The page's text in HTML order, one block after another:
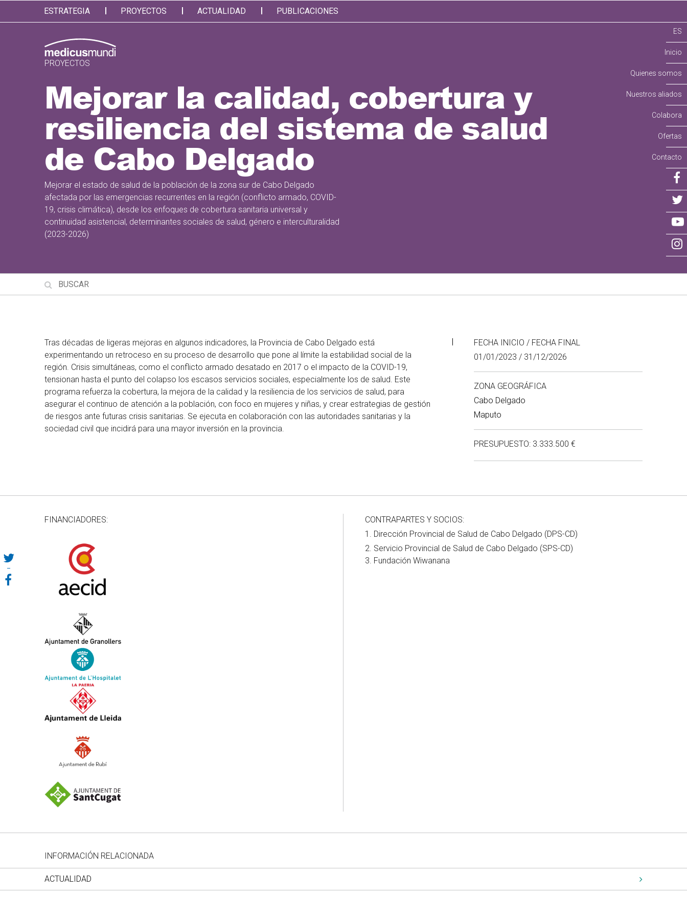
ES
Inicio
Quienes somos
Nuestros aliados
Colabora
Ofertas
Contacto
ESTRATEGIA PROYECTOS ACTUALIDAD PUBLICACIONES
PROYECTOS
Mejorar la calidad, cobertura y
resiliencia del sistema de salud
de Cabo Delgado
Mejorar el estado de salud de la población de la zona sur de Cabo Delgado
afectada por las emergencias recurrentes en la región (conflicto armado, COVID-
19, crisis climática), desde los enfoques de cobertura sanitaria universal y
continuidad asistencial, determinantes sociales de salud, género e interculturalidad
(2023-2026)
Tras décadas de ligeras mejoras en algunos indicadores, la Provincia de Cabo Delgado está
experimentando un retroceso en su proceso de desarrollo que pone al límite la estabilidad social de la
región. Crisis simultáneas, como el conflicto armado desatado en 2017 o el impacto de la COVID-19,
tensionan hasta el punto del colapso los escasos servicios sociales, especialmente los de salud. Este
programa refuerza la cobertura, la mejora de la calidad y la resiliencia de los servicios de salud, para
asegurar el continuo de atención a la población, con foco en mujeres y niñas, y crear estrategias de gestión
de riesgos ante futuras crisis sanitarias. Se ejecuta en colaboración con las autoridades sanitarias y la
sociedad civil que incidirá para una mayor inversión en la provincia.
FECHA INICIO / FECHA FINAL
01/01/2023 / 31/12/2026
ZONA GEOGRÁFICA
Cabo Delgado
Maputo
PRESUPUESTO: 3.333.500 €
FINANCIADORES:
CONTRAPARTES Y SOCIOS:
1. Dirección Provincial de Salud de Cabo Delgado (DPS-CD)
2. Servicio Provincial de Salud de Cabo Delgado (SPS-CD)
3. Fundación Wiwanana
INFORMACIÓN RELACIONADA
ACTUALIDAD